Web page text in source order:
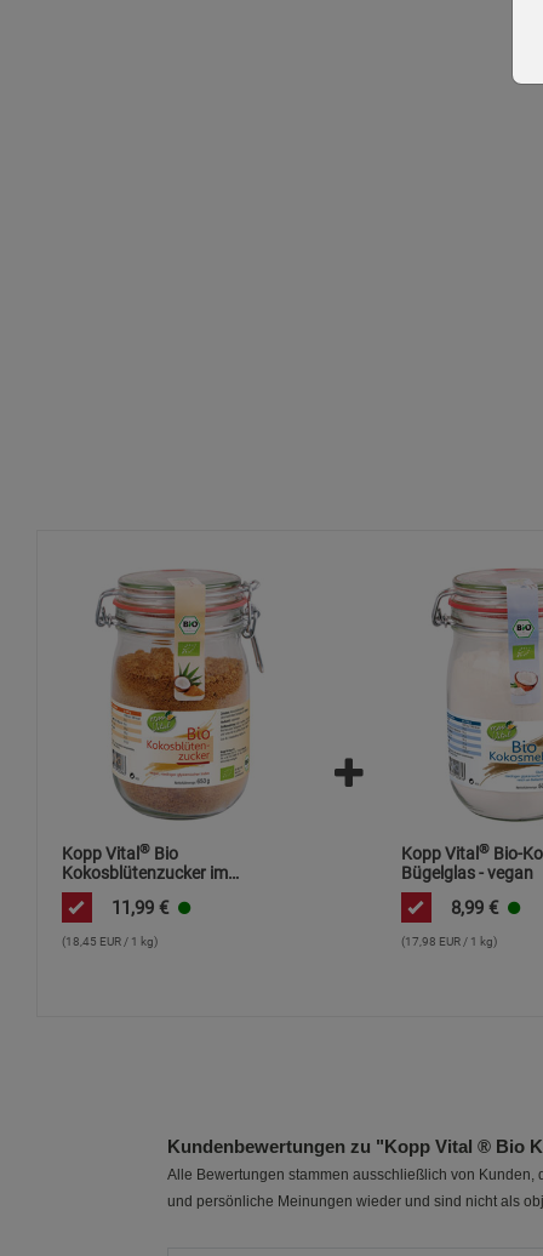
Kopp Vital ® Bio
Kokosblütenzucker im
Bügelglas
11,99 €
(18,45 EUR / 1 kg)
Kopp Vital®Bio-
Bügelglas - vegan
8,99 €
(17,98 EUR / 1 kg)
Kundenbewertungen zu "Kopp Vital ® Bio
Alle Bewertungen stammen ausschließlich von
und persönliche Meinungen wieder und sind nicht als